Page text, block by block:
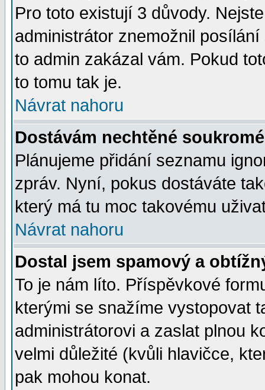
Pro toto existují 3 důvody.
administrátor znemožnil
to admin zakázal vám. Pokud
to tomu tak je.
Návrat nahoru
Dostávám nechtěné
Plánujeme přidání seznamu
zpráv. Nyní, pokus dostáváte
který má tu moc takovému
Návrat nahoru
Dostal jsem spamový a
To je nám líto. Příspěvkové
kterými se snažíme vystopovat
administrátorovi a zaslat plnou
velmi důležité (kvůli hlavičce,
pak mohou konat.